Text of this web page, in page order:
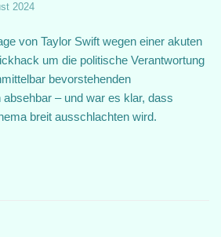
2024
von Taylor Swift wegen einer akuten
um die politische Verantwortung
bevorstehenden
– und war es klar, dass
breit ausschlachten wird.